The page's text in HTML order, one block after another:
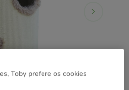
Toby prefere os cookies